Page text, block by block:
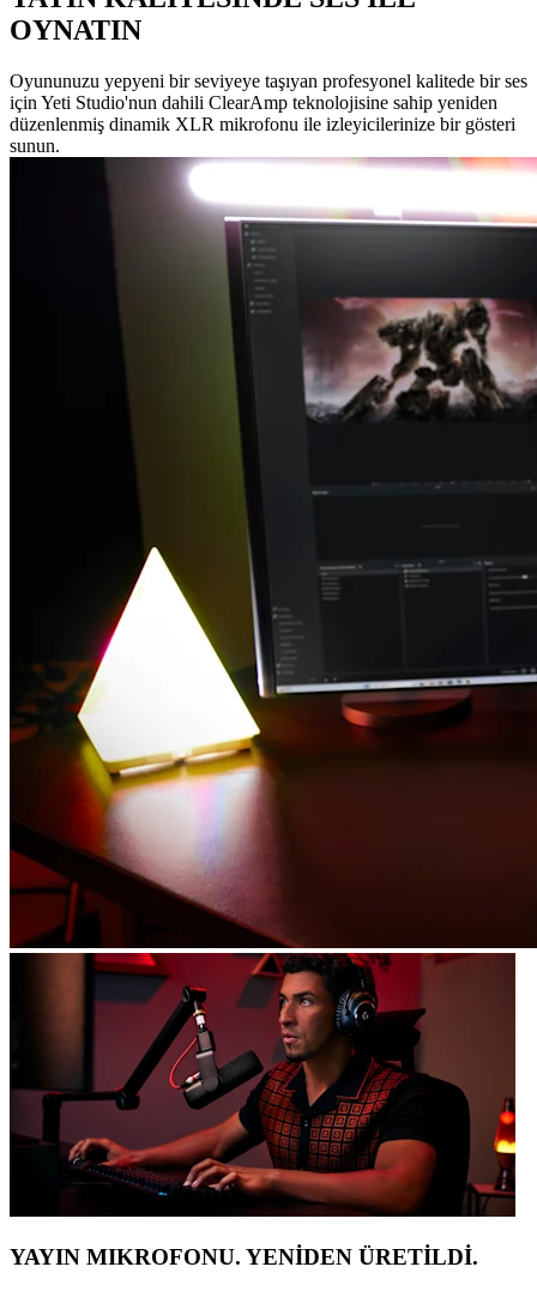
OYNATIN
Oyununuzu yepyeni bir seviyeye taşıyan profesyonel kalitede bir ses
için Yeti Studio'nun dahili ClearAmp teknolojisine sahip yeniden
düzenlenmiş dinamik XLR mikrofonu ile izleyicilerinize bir gösteri
sunun.
YAYIN MIKROFONU. YENİDEN ÜRETİLDİ.